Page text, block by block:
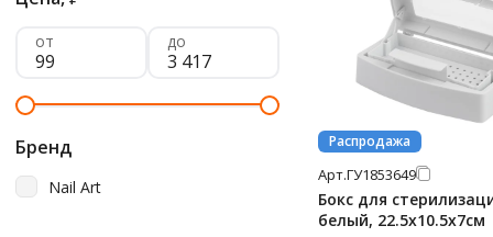
от до
Бренд
Nail Art
Распродажа
Арт.ГУ1853649
Бокс для
белый, 22.5х10.5х7см